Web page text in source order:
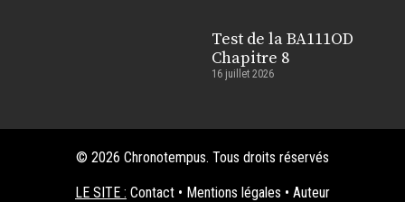
Test de la BA111OD
Chapitre 8
16 juillet 2026
© 2026 Chronotempus. Tous droits réservés
LE SITE : Contact • Mentions légales • Auteur